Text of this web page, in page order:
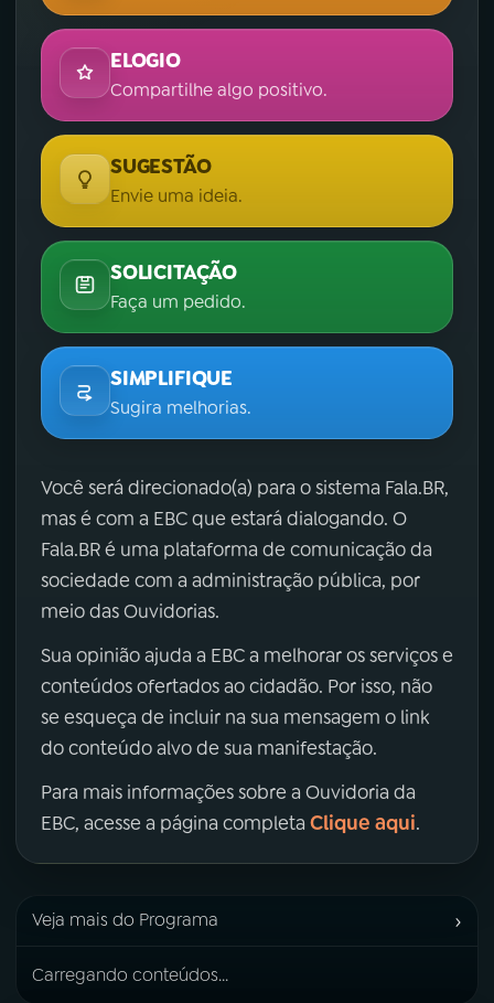
ELOGIO
Compartilhe algo positivo.
SUGESTÃO
Envie uma ideia.
SOLICITAÇÃO
Faça um pedido.
SIMPLIFIQUE
Sugira melhorias.
Você será direcionado(a) para o sistema Fala.BR,
mas é com a EBC que estará dialogando. O
Fala.BR é uma plataforma de comunicação da
sociedade com a administração pública, por
meio das Ouvidorias.
Sua opinião ajuda a EBC a melhorar os serviços e
conteúdos ofertados ao cidadão. Por isso, não
se esqueça de incluir na sua mensagem o link
do conteúdo alvo de sua manifestação.
Para mais informações sobre a Ouvidoria da
EBC, acesse a página completa Clique aqui.
Veja mais do Programa ›
Carregando conteúdos...